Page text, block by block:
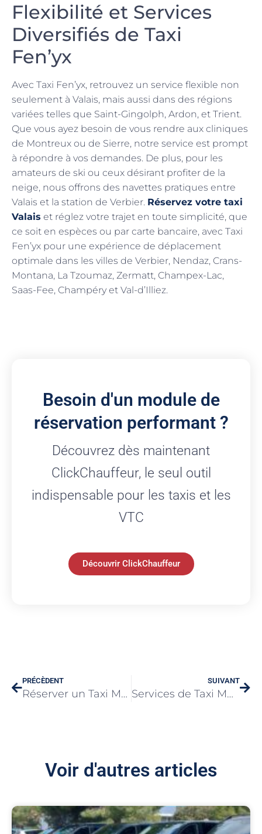
Flexibilité et Services
Diversifiés de Taxi
Fen’yx
Avec Taxi Fen’yx, retrouvez un service flexible non
seulement à Valais, mais aussi dans des régions
variées telles que Saint-Gingolph, Ardon, et Trient.
Que vous ayez besoin de vous rendre aux cliniques
de Montreux ou de Sierre, notre service est prompt
à répondre à vos demandes. De plus, pour les
amateurs de ski ou ceux désirant profiter de la
neige, nous offrons des navettes pratiques entre
Valais et la station de Verbier. Réservez votre taxi
Valais et réglez votre trajet en toute simplicité, que
ce soit en espèces ou par carte bancaire, avec Taxi
Fen’yx pour une expérience de déplacement
optimale dans les villes de Verbier, Nendaz, Crans-
Montana, La Tzoumaz, Zermatt, Champex-Lac,
Saas-Fee, Champéry et Val-d’Illiez.
Besoin d'un module de
réservation performant ?
Découvrez dès maintenant
ClickChauffeur, le seul outil
indispensable pour les taxis et les
VTC
Découvrir ClickChauffeur
PRÉCÈDENT
Réserver un Taxi Médicalisé pour le Confort et la Sécurité
SUIVANT
Services de Taxi Mulhouse Officiel : Confort et Fiabilité
Voir d'autres articles